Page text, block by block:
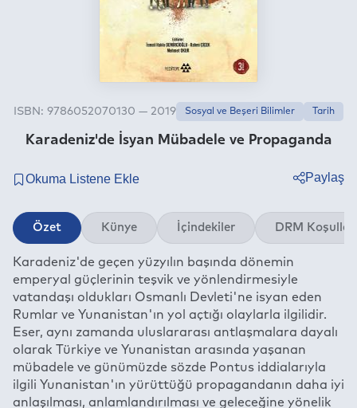
Karadeniz'de İsyan Mübadele ve Propaganda
ISBN: 9786052070130 — 2019 Sosyal ve Beşeri Bilimler Tarih
Paylaş
Twitter
Linkedin
Whatsapp
E-mail
Özet Künye İçindekiler DRM Koşulları
Karadeniz'de geçen yüzyılın başında dönemin
emperyal güçlerinin teşvik ve yönlendirmesiyle
vatandaşı oldukları Osmanlı Devleti'ne isyan eden
Rumlar ve Yunanistan'ın yol açtığı olaylarla ilgilidir.
Eser, aynı zamanda uluslararası antlaşmalara dayalı
olarak Türkiye ve Yunanistan arasında yaşanan
mübadele ve günümüzde sözde Pontus iddialarıyla
ilgili Yunanistan'ın yürüttüğü propagandanın daha iyi
anlaşılması, anlamlandırılması ve geleceğine yönelik